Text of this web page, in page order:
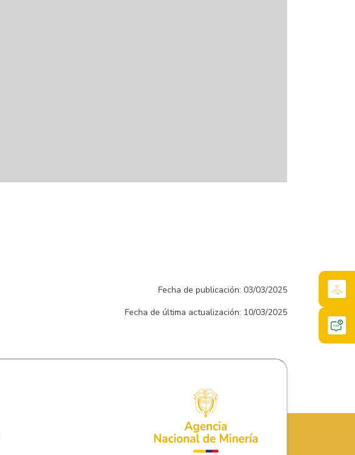
Fecha de publicación: 03/03/2025
Fecha de última actualización: 10/03/2025